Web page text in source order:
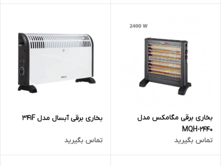
بخاری برقی مگامکس مدل
MQH-2440
تماس بگیرید
بخاری برقی آبسال مدل 341F
تماس بگیرید